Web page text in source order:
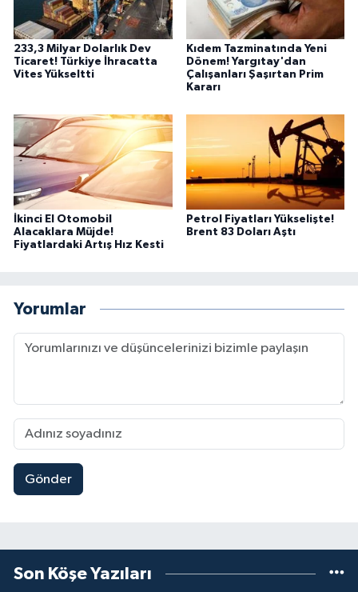
233,3 Milyar Dolarlık Dev
Ticaret! Türkiye İhracatta
Vites Yükseltti
Kıdem Tazminatında Yeni
Dönem! Yargıtay'dan
Çalışanları Şaşırtan Prim
Kararı
İkinci El Otomobil
Alacaklara Müjde!
Fiyatlardaki Artış Hız Kesti
Petrol Fiyatları Yükselişte!
Brent 83 Doları Aştı
Yorumlar
Gönder
Son Köşe Yazıları